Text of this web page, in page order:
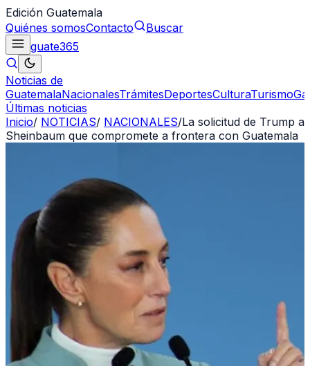
Edición Guatemala
Quiénes somosContacto
Buscar
guate365
Noticias de
GuatemalaNacionalesTrámitesDeportesCulturaTurismo
Últimas noticias
Inicio/ NOTICIAS/ NACIONALES/La solicitud de Trump a
Sheinbaum que compromete a frontera con Guatemala